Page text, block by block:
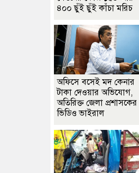
৪০০ ছুঁই ছুঁই কাঁচা মরিচ
অফিসে বসেই মদ কেনার
টাকা দেওয়ার অভিযোগ,
অতিরিক্ত জেলা প্রশাসকের
ভিডিও ভাইরাল